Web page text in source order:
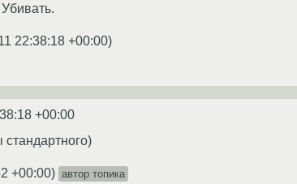
22:38:18 +00:00)
+00:00
стандартного)
+00:00) автор топика